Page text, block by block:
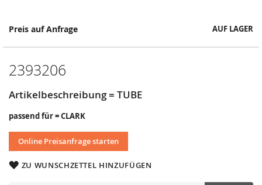
Preis auf Anfrage AUF LAGER
2393206
Artikelbeschreibung = TUBE
passend für = CLARK
Online Preisanfrage starten
ZU WUNSCHZETTEL HINZUFÜGEN
Springe
Anfang
Bildergalerie